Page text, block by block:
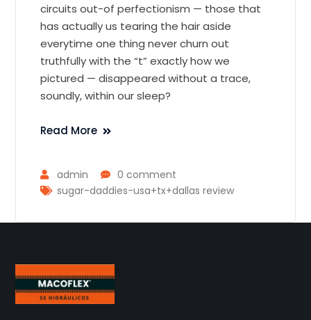
circuits out-of perfectionism — those that
has actually us tearing the hair aside
everytime one thing never churn out
truthfully with the “t” exactly how we
pictured — disappeared without a trace,
soundly, within our sleep?
Read More
admin
0 comment
sugar-daddies-usa+tx+dallas review